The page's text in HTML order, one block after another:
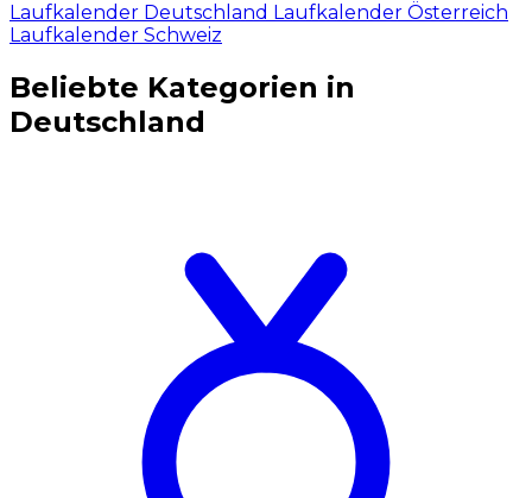
Laufkalender Deutschland Laufkalender Österreich
Laufkalender Schweiz
Beliebte Kategorien in
Deutschland